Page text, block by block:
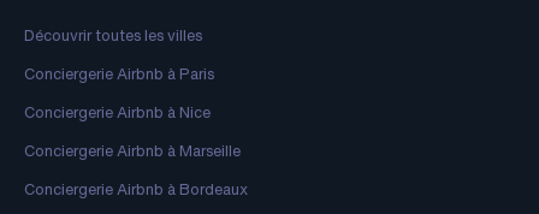
Découvrir toutes les villes
Conciergerie Airbnb à Paris
Conciergerie Airbnb à Nice
Conciergerie Airbnb à Marseille
Conciergerie Airbnb à Bordeaux